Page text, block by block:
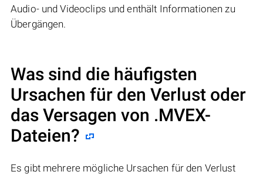
Audio- und Videoclips und enthält Informationen zu
Übergängen.
Was sind die häufigsten
Ursachen für den Verlust oder
das Versagen von .MVEX-
Dateien?
Es gibt mehrere mögliche Ursachen für den Verlust